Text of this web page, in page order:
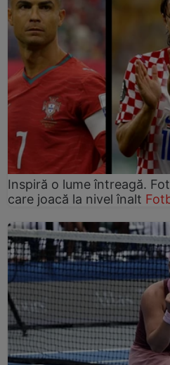
Inspiră o lume întreagă.
care joacă la nivel înalt